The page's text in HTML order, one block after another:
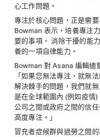
心工作問題。
專注於核心問題，正是需
Bowman 表示，培養專注
要的事項。 消除干擾的能
養的一項自律能力。
Bowman 對 Asana 編輯總
「如果您無法專注，就無
解決棘手的問題，我們就
是在全球範圍內 (例如疫情
公司之間或政府之間的信
高度專注。」
冒充者症候群與過勞之間